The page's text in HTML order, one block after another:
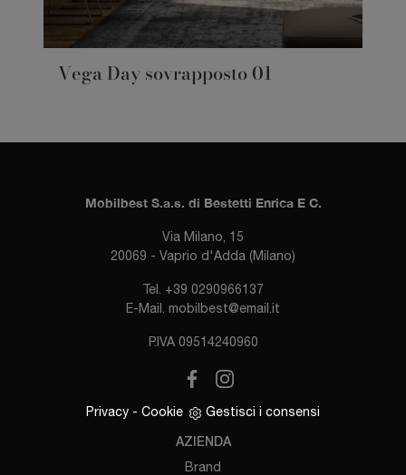
Vega Day sovrapposto 01
Mobilbest S.a.s. di Bestetti Enrica E C.
Via Milano, 15
20069 - Vaprio d'Adda (Milano)
Tel. +39 0290966137
E-Mail. mobilbest@email.it
P.IVA 09514240960
Privacy - Cookie Gestisci i consensi
AZIENDA
Brand